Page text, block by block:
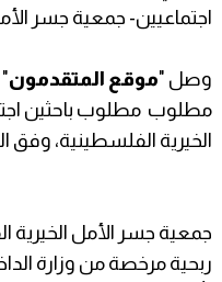
اجتماعيين- جمعية جسر
وصل "موقع المتقدمون
مطلوب مطلوب باحثين
الخيرية الفلسطينية، وفق
جمعية جسر الأمل الخيرية